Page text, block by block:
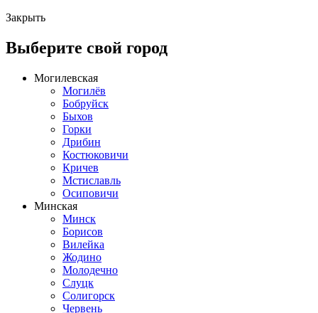
Закрыть
Выберите свой город
Могилевская
Могилёв
Бобруйск
Быхов
Горки
Дрибин
Костюковичи
Кричев
Мстиславль
Осиповичи
Минская
Минск
Борисов
Вилейка
Жодино
Молодечно
Слуцк
Солигорск
Червень